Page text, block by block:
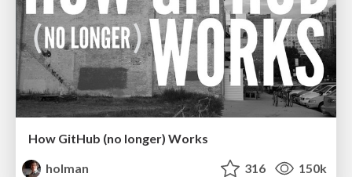
How GitHub (no longer) Works
holman
316 150k